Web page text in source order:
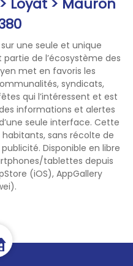
une seule et unique
de l’écosystème des
met en favoris les
syndicats,
qui l’intéressent et est
informations et alertes
seule interface. Cette
sans récolte de
Disponible en libre
tablettes depuis
(iOS), AppGallery